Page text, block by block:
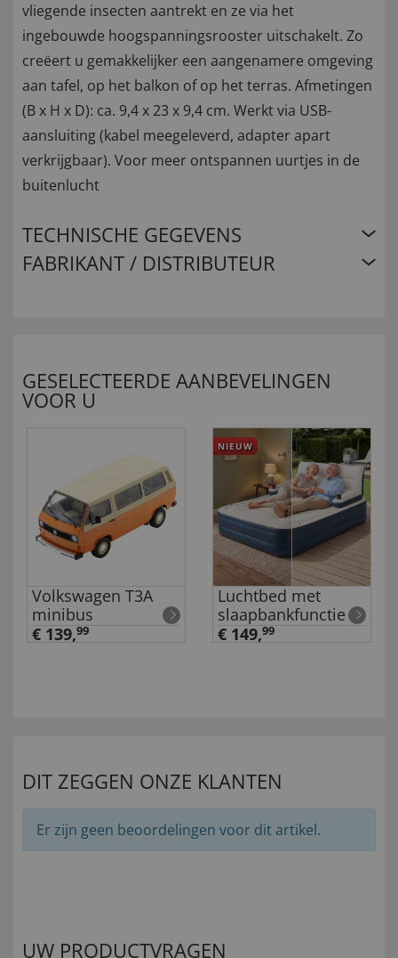
vliegende insecten aantrekt en ze via het
ingebouwde hoogspanningsrooster uitschakelt. Zo
creëert u gemakkelijker een aangenamere omgeving
aan tafel, op het balkon of op het terras. Afmetingen
(B x H x D): ca. 9,4 x 23 x 9,4 cm. Werkt via USB-
aansluiting (kabel meegeleverd, adapter apart
verkrijgbaar). Voor meer ontspannen uurtjes in de
buitenlucht
TECHNISCHE GEGEVENS
FABRIKANT / DISTRIBUTEUR
GESELECTEERDE AANBEVELINGEN
VOOR U
Volkswagen T3A
minibus
€ 139,99
NIEUW
Luchtbed met
slaapbankfunctie
€ 149,99
DIT ZEGGEN ONZE KLANTEN
Er zijn geen beoordelingen voor dit artikel.
UW PRODUCTVRAGEN